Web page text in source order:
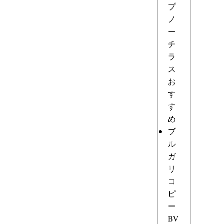
プ
ノ
ー
チ
ラ
ス
お
す
す
め
ブ
ル
ガ
リ
コ
ピ
ー
BV